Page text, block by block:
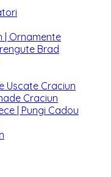
| Ornamente
Brad
Uscate Craciun
Craciun
| Pungi Cadou